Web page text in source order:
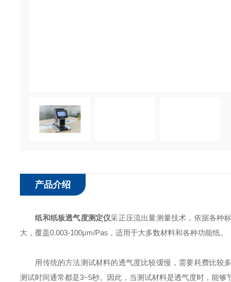
产品介绍
纸和纸板透气度测定仪采正压流出量测量技术，依据各种
大，覆盖0.003-100μm/Pas，适用于大多数材料和各种功能纸。
用传统的方法测试材料的透气度比较缓慢，需要耗费比较
测试时间通常都是3~5秒。因此，当测试材料是透气度时，能够